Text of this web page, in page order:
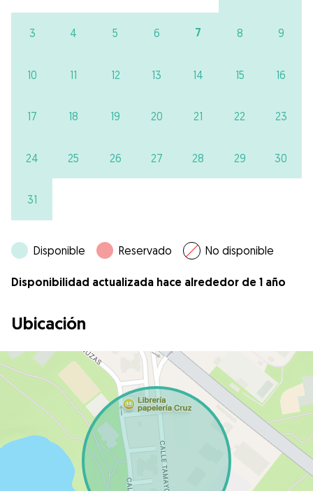
3 4 5 6 7 8 9
10 11 12 13 14 15 16
17 18 19 20 21 22 23
24 25 26 27 28 29 30
31
Disponible Reservado No disponible
Disponibilidad actualizada hace alrededor de 1 año
Ubicación